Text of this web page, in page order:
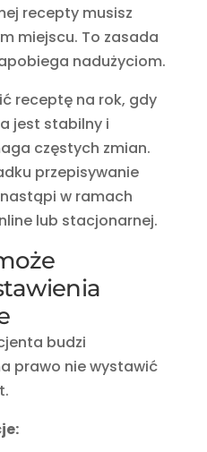
recepty musisz
miejscu. To zasada
nadużyciom.
receptę na rok, gdy
jest stabilny i
częstych zmian.
przepisywanie
w ramach
lub stacjonarnej.
budzi
prawo nie wystawić